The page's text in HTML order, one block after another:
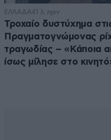
ΕΛΛΑΔΑ41 λ. πριν
Τροχαίο δυστύχημα
Πραγματογνώμονας
τραγωδίας – «Κάποια
ίσως μίλησε στο